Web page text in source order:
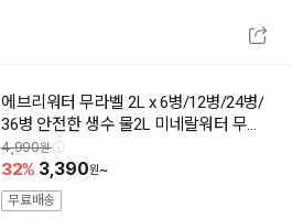
에브리워터 무라벨 2L x 6병/12병/24병/
36병 안전한 생수 물2L 미네랄워터 무라
벨생수 샘물
4,990
32 3,390
~
무료배송